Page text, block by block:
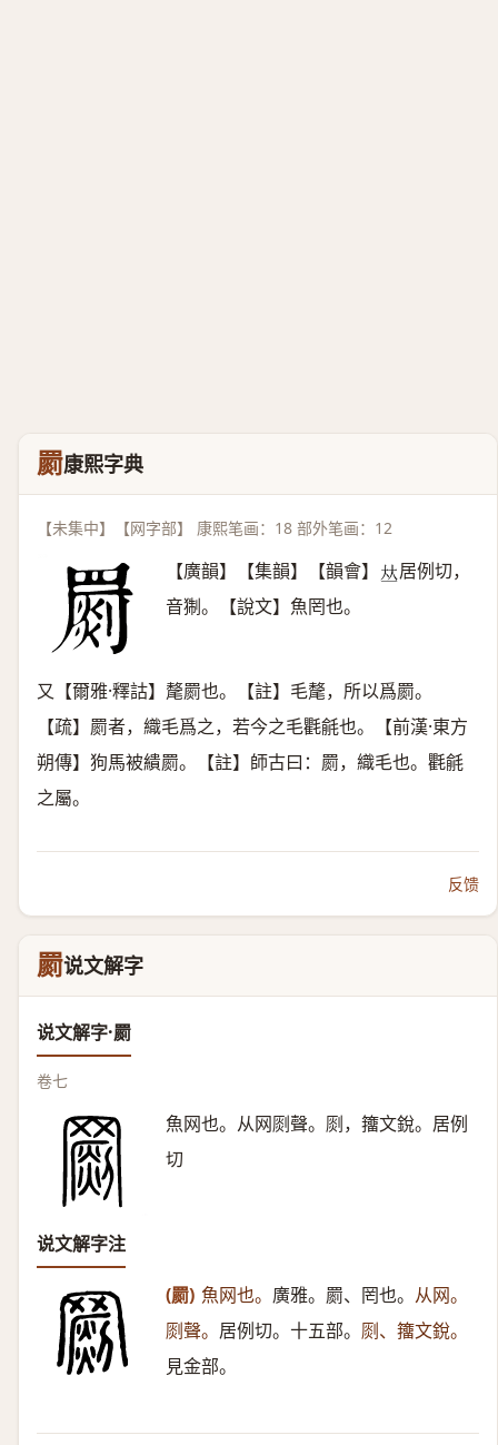
罽康熙字典
【未集中】【网字部】 康熙笔画：18 部外笔画：12
【廣韻】【集韻】【韻會】 𠀤居例切，
音猘。【說文】魚罔也。
又【爾雅·釋詁】氂罽也。【註】毛氂，所以爲罽。
【疏】罽者，織毛爲之，若今之毛氍毹也。【前漢·東方
朔傳】狗馬被繢罽。【註】師古曰：罽，織毛也。氍毹
之屬。
反馈
罽说文解字
说文解字·罽
卷七
魚网也。从网㓹聲。㓹，籒文銳。居例
切
说文解字注
(罽) 魚网也。 廣雅。罽、罔也。 从网。
㓹聲。 居例切。十五部。 㓹、籒文銳。
見金部。